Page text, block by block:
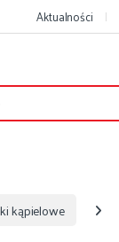
Aktualności
kąpielowe